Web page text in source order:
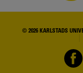
© 2026 KARLSTADS